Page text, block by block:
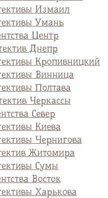
Измаил
Умань
Центр
Днепр
Кропивницкий
Винница
Полтава
Черкассы
Север
Киева
Чернигова
Житомира
Сумы
Восток
Харькова